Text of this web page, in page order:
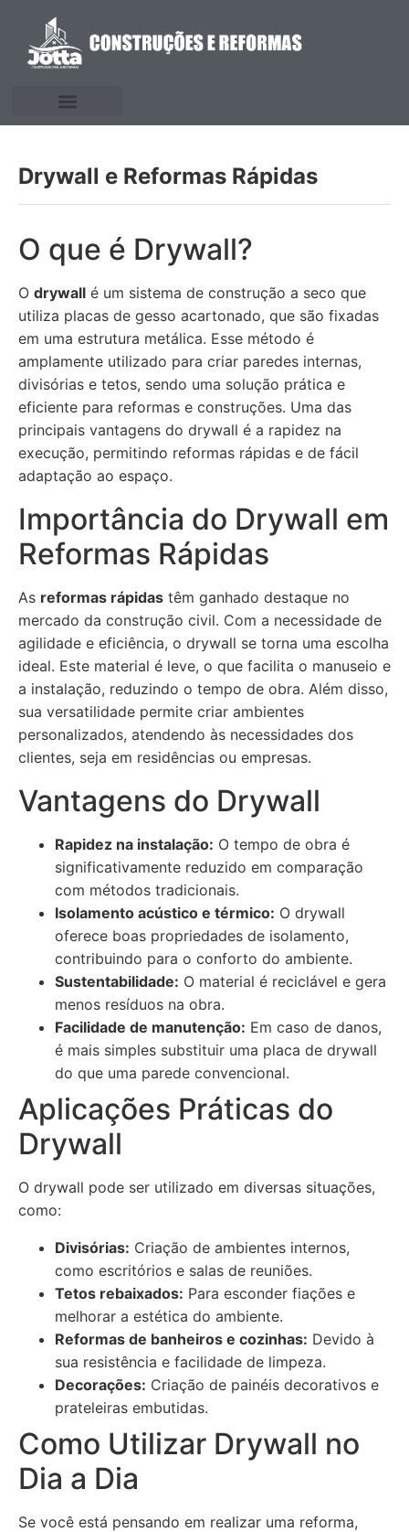
Drywall e Reformas Rápidas
O que é Drywall?
O drywall é um sistema de construção a seco que
utiliza placas de gesso acartonado, que são fixadas
em uma estrutura metálica. Esse método é
amplamente utilizado para criar paredes internas,
divisórias e tetos, sendo uma solução prática e
eficiente para reformas e construções. Uma das
principais vantagens do drywall é a rapidez na
execução, permitindo reformas rápidas e de fácil
adaptação ao espaço.
Importância do Drywall em
Reformas Rápidas
As reformas rápidas têm ganhado destaque no
mercado da construção civil. Com a necessidade de
agilidade e eficiência, o drywall se torna uma escolha
ideal. Este material é leve, o que facilita o manuseio e
a instalação, reduzindo o tempo de obra. Além disso,
sua versatilidade permite criar ambientes
personalizados, atendendo às necessidades dos
clientes, seja em residências ou empresas.
Vantagens do Drywall
Rapidez na instalação: O tempo de obra é
significativamente reduzido em comparação
com métodos tradicionais.
Isolamento acústico e térmico: O drywall
oferece boas propriedades de isolamento,
contribuindo para o conforto do ambiente.
Sustentabilidade: O material é reciclável e gera
menos resíduos na obra.
Facilidade de manutenção: Em caso de danos,
é mais simples substituir uma placa de drywall
do que uma parede convencional.
Aplicações Práticas do
Drywall
O drywall pode ser utilizado em diversas situações,
como:
Divisórias: Criação de ambientes internos,
como escritórios e salas de reuniões.
Tetos rebaixados: Para esconder fiações e
melhorar a estética do ambiente.
Reformas de banheiros e cozinhas: Devido à
sua resistência e facilidade de limpeza.
Decorações: Criação de painéis decorativos e
prateleiras embutidas.
Como Utilizar Drywall no
Dia a Dia
Se você está pensando em realizar uma reforma,